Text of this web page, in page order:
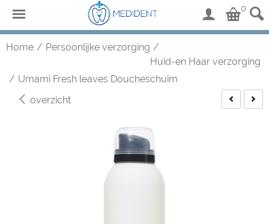
0
Home / Persoonlijke verzorging /
Huid-en Haar verzorging
/ Umami Fresh leaves Doucheschuim
overzicht